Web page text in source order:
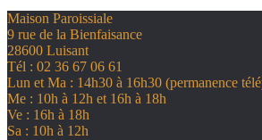
Maison Paroissiale
9 rue de la Bienfaisance
28600 Luisant
Tél : 02 36 67 06 61
Lun et Ma : 14h30 à 16h30 (permanence
Me : 10h à 12h et 16h à 18h
Ve : 16h à 18h
Sa : 10h à 12h